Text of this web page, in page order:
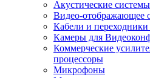
Акустические системы
Видео-отображающее
Кабели и
Камеры для
Коммерческие
процессоры
Микрофоны